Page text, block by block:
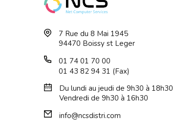
7 Rue du 8 Mai 1945
94470 Boissy st Leger
01 74 01 70 00
01 43 82 94 31 (Fax)
Du lundi au jeudi de 9h30 à 18h30
Vendredi de 9h30 à 16h30
info@ncsdistri.com